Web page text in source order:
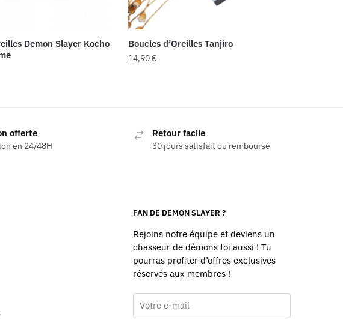
Demon Slayer Kocho
Boucles d’Oreilles Tanjiro
14,90€
offerte
en 24/48H
Retour facile
30 jours satisfait ou remboursé
FAN DE DEMON SLAYER ?
Rejoins notre équipe et deviens un
chasseur de démons toi aussi ! Tu
pourras profiter d’offres exclusives
réservés aux membres !